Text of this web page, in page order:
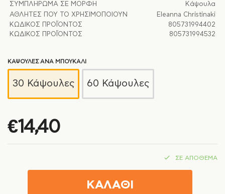
ΣΥΜΠΛΉΡΩΜΑ ΣΕ ΜΟΡΦΉ
Κάψουλα
ΑΘΛΗΤΈΣ ΠΟΥ ΤΟ ΧΡΗΣΙΜΟΠΟΙΟΎΝ
Eleanna Christinaki
ΚΩΔΙΚΌΣ ΠΡΟΪΌΝΤΟΣ
805731994402
ΚΩΔΙΚΌΣ ΠΡΟΪΌΝΤΟΣ
805731994532
ΚΑΨΟΥΛΕΣ ΑΝΑ ΜΠΟΥΚΑΛΙ
30 Κάψουλες 60 Κάψουλες
€14,40
ΣΕ ΑΠΌΘΕΜΑ
ΚΑΛΑΘΙ